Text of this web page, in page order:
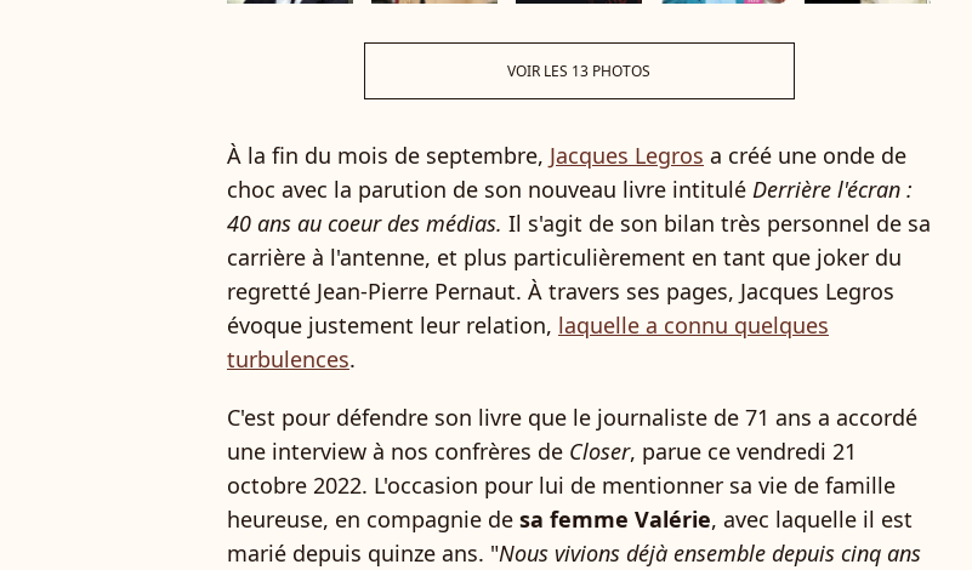
VOIR LES 13 PHOTOS
À la fin du mois de septembre, Jacques Legros a créé une onde de
choc avec la parution de son nouveau livre intitulé Derrière l'écran :
40 ans au coeur des médias. Il s'agit de son bilan très personnel de sa
carrière à l'antenne, et plus particulièrement en tant que joker du
regretté Jean-Pierre Pernaut. À travers ses pages, Jacques Legros
évoque justement leur relation, laquelle a connu quelques
turbulences.
C'est pour défendre son livre que le journaliste de 71 ans a accordé
une interview à nos confrères de Closer, parue ce vendredi 21
octobre 2022. L'occasion pour lui de mentionner sa vie de famille
heureuse, en compagnie de sa femme Valérie, avec laquelle il est
marié depuis quinze ans. "Nous vivions déjà ensemble depuis cinq ans